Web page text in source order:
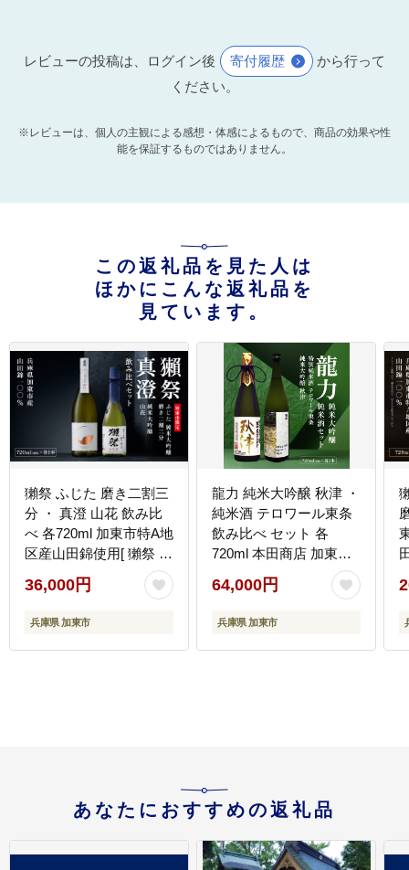
レビューの投稿は、ログイン後 寄付履歴
から行って
ください。
※レビューは、個人の主観による感想・体感によるもので、商品の効果や性
能を保証するものではありません。
この返礼品を見た人は
ほかにこんな返礼品を
見ています。
獺祭 ふじた 磨き二割三
分 ・ 真澄 山花 飲み比
べ 各720ml 加東市特A地
区産山田錦使用[ 獺祭 宮
坂醸造 日本酒 酒 お酒
純米大吟醸 純米酒 四合
瓶 贈答用 ]
36,000円
兵庫県 加東市
龍力 純米大吟醸 秋津 ・
純米酒 テロワール東条
飲み比べ セット 各
720ml 本田商店 加東市
特A地区 東条産山田錦
使用 [日本酒 酒 お酒 四
合瓶 贈答品 辛口 ]
64,000円
兵庫県 加東市
あなたにおすすめの返礼品